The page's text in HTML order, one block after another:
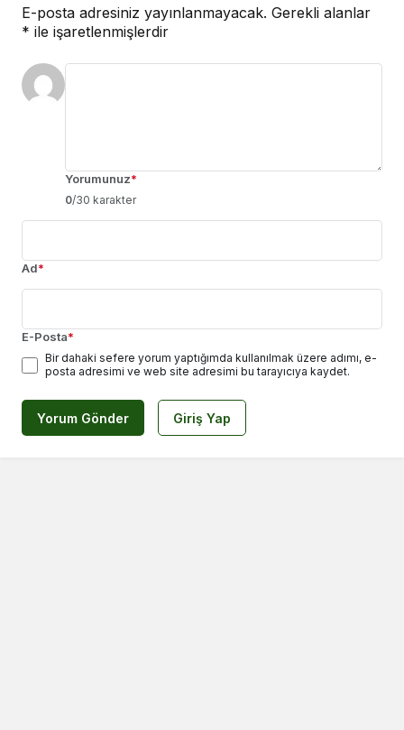
E-posta adresiniz yayınlanmayacak. Gerekli alanlar
* ile işaretlenmişlerdir
Yorumunuz*
0/30 karakter
Ad*
E-Posta*
Bir dahaki sefere yorum yaptığımda kullanılmak üzere adımı, e-
posta adresimi ve web site adresimi bu tarayıcıya kaydet.
Yorum Gönder Giriş Yap